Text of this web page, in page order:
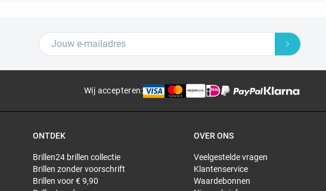
Wij accepteren:
ONTDEK
Brillen24 brillen collectie
Brillen zonder voorschrift
Brillen voor € 9,90
OVER ONS
Veelgestelde vragen
Klantenservice
Waardebonnen